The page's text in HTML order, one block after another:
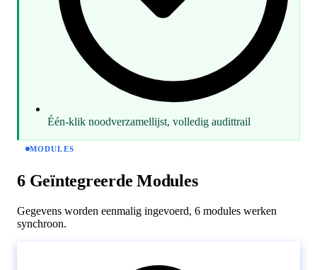
Één-klik noodverzamellijst, volledig audittrail
MODULES
6 Geïntegreerde Modules
Gegevens worden eenmalig ingevoerd, 6 modules werken
synchroon.